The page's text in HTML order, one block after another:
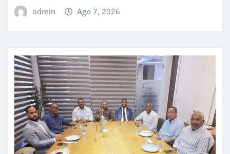
admin Ago 7, 2026